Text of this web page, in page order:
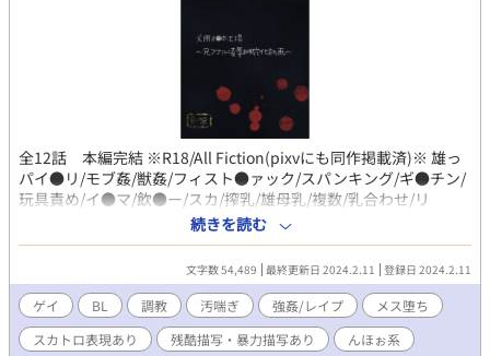
全12話 本編完結 ※R18/All Fiction(pixvにも同作掲載済)※ 雄っ
パイ●リ/モブ姦/獣姦/フィスト●ァック/スパンキング/ギ●チン/
玩具責め/イ●マ/飲●ー/スカ/搾乳/雄母乳/複数/乳合わせ/リ
バ/NTR/♡喘ぎ/汚喘ぎ 一文無しとなったオジ兄（陸郎）が金銭目
的で実家の工場に忍び込むと、レーン上で後転開脚状態の男が泣
き喚きながら●姦されている姿を目撃する。工場の残酷な裏業務
を知った陸郎に忍び寄る魔の手。義父や弟から容赦なく責められ
るR18。甚振られ続ける陸郎は、やがて快楽に溺れていき――。
※闇堕ち、♂♂寄りとなります※ 単話ごとのプレイ内容を12本全
てに記載致しました。 （登場人物は全員成人済みです）
続きを読む
文字数 54,489 最終更新日 2024.2.11 登録日 2024.2.11
ゲイ BL 調教 汚喘ぎ 強姦/レイプ
メス堕ち
スカトロ表現あり
残酷描写・暴力描写あり
んほぉ系